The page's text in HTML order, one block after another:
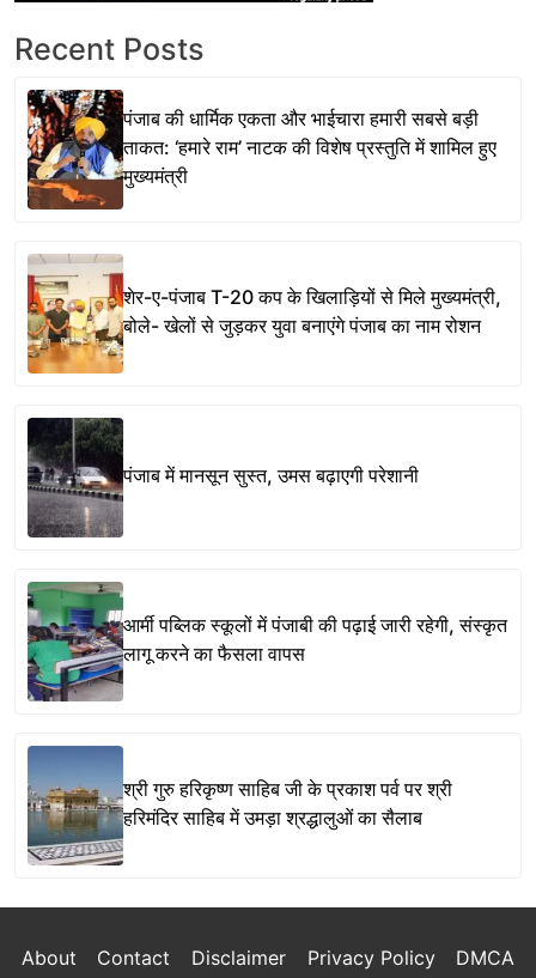
Recent Posts
पंजाब की धार्मिक एकता और भाईचारा हमारी सबसे बड़ी
ताकत: ‘हमारे राम’ नाटक की विशेष प्रस्तुति में शामिल हुए
मुख्यमंत्री
शेर-ए-पंजाब T-20 कप के खिलाड़ियों से मिले मुख्यमंत्री,
बोले- खेलों से जुड़कर युवा बनाएंगे पंजाब का नाम रोशन
पंजाब में मानसून सुस्त, उमस बढ़ाएगी परेशानी
आर्मी पब्लिक स्कूलों में पंजाबी की पढ़ाई जारी रहेगी, संस्कृत
लागू करने का फैसला वापस
श्री गुरु हरिकृष्ण साहिब जी के प्रकाश पर्व पर श्री
हरिमंदिर साहिब में उमड़ा श्रद्धालुओं का सैलाब
About Contact Disclaimer Privacy Policy DMCA